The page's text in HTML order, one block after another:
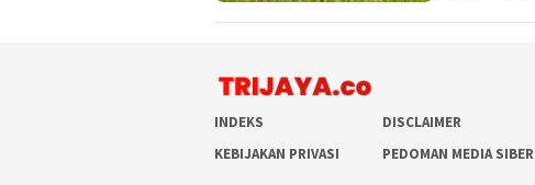
INDEKS DISCLAIMER
KEBIJAKAN PRIVASI
PEDOMAN MEDIA SIBER